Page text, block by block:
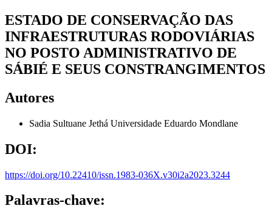
ESTADO DE CONSERVAÇÃO DAS
INFRAESTRUTURAS RODOVIÁRIAS
NO POSTO ADMINISTRATIVO DE
SÁBIÉ E SEUS CONSTRANGIMENTOS
Autores
Sadia Sultuane Jethá Universidade Eduardo Mondlane
DOI:
https://doi.org/10.22410/issn.1983-036X.v30i2a2023.3244
Palavras-chave: